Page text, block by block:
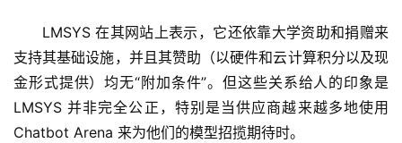
LMSYS 在其网站上表示，它还依靠大学资助和捐赠来
支持其基础设施，并且其赞助（以硬件和云计算积分以及现
金形式提供）均无“附加条件”。但这些关系给人的印象是
LMSYS 并非完全公正，特别是当供应商越来越多地使用
Chatbot Arena 来为他们的模型招揽期待时。